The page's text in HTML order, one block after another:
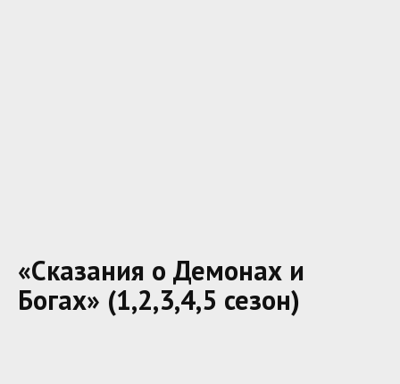
«Сказания о Демонах и
Богах» (1,2,3,4,5 сезон)